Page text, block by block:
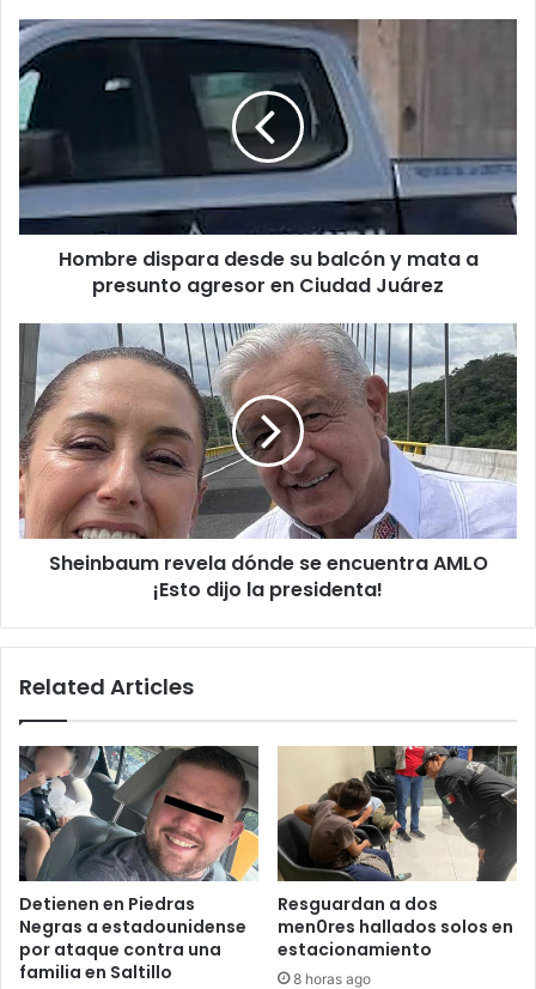
Hombre
dispara
desde
su
balcón
mata
presunto
agresor
Juárez
Hombre dispara desde su balcón y mata a
presunto agresor en Ciudad Juárez
Sheinbaum
revela
dónde
se
encuentra
AMLO
¡Esto
dijo
la
presidenta!
Sheinbaum revela dónde se encuentra AMLO
¡Esto dijo la presidenta!
Related Articles
Detienen en Piedras
Negras a estadounidense
por ataque contra una
familia en Saltillo
Resguardan a dos
men0res hallados solos en
estacionamiento
8 horas ago